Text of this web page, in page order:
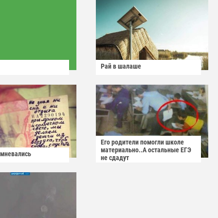
Рай в шалаше
Его родители помогли школе
материально..А остальные ЕГЭ
не сдадут